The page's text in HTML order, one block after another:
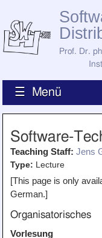
Prof. Dr.
☰ Menü
News
How to Find Us
Staff
Jobs
Former Staff
Research
Publications
Software-
Teaching Staff: Jens
Type: Lecture
[This page is only
German.]
Organisatorisches
Vorlesung